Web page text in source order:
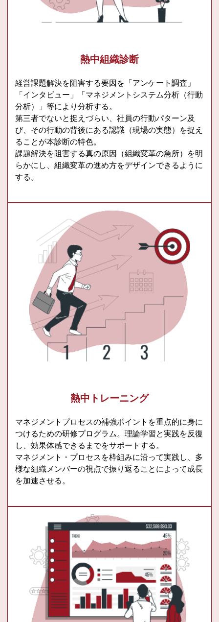
熱中組織診断
経営課題解決を阻害する要因を「アンケート調査」
「インタビュー」「マネジメントシステム分析（行動
分析）」等により分析する。
第三者でないと捉えづらい、社員の行動パターン及
び、その行動の背後にある認識（現場の実態）を捉え
ることが本診断の特色。
課題解決を阻害する真の原因（組織変革の急所）を明
らかにし、組織変革の進め方をデザインできるように
する。
熱中トレーニング
マネジメントプロセスの補強ポイントを重点的に身に
つけるための研修プログラム。理論学習と実践を反復
し、効果体感できるまでをサポートする。
マネジメント・プロセスを枠組みに沿って実践し、多
様な組織メンバーの視点で振り返ることによって成長
を加速させる。